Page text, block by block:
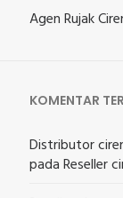
Agen Rujak
KOMENTAR
Distributor
padaReseller